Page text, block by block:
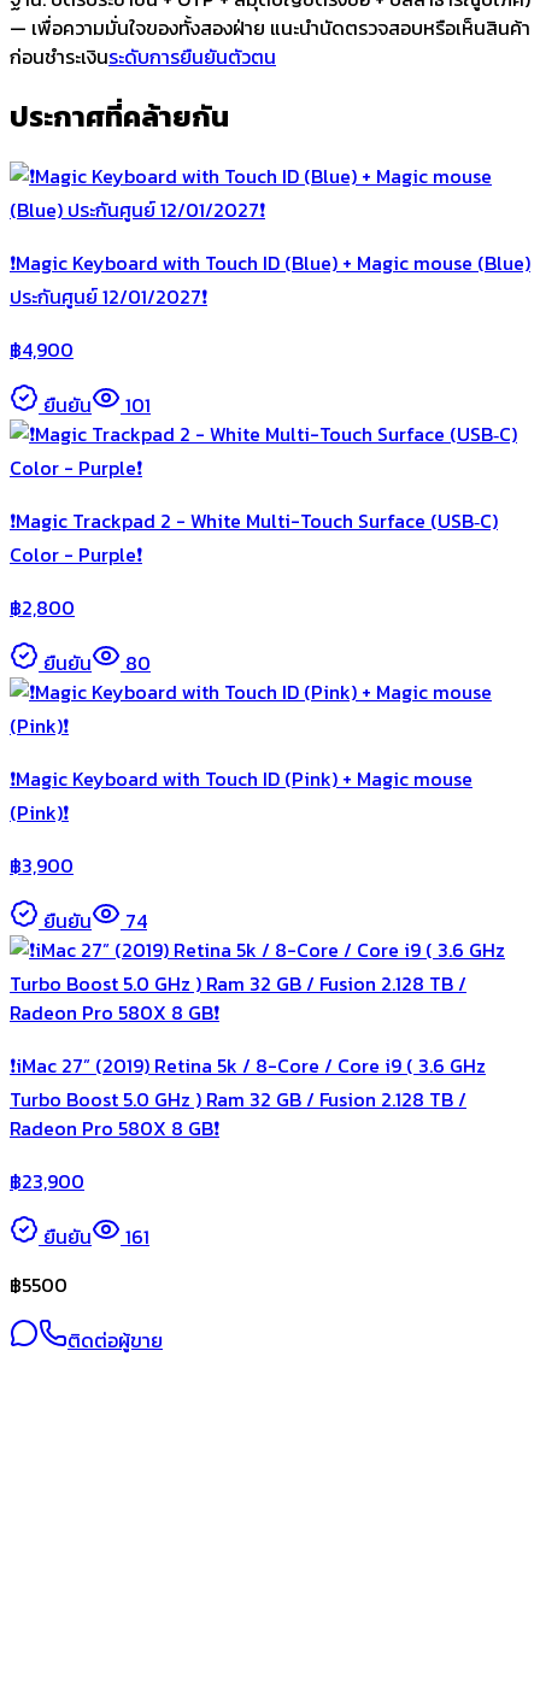
— เพื่อความมั่นใจของทั้งสองฝ่าย แนะนำนัดตรวจสอบหรือเห็นสินค้า
ก่อนชำระเงินระดับการยืนยันตัวตน
ประกาศที่คล้ายกัน
❗️Magic Keyboard with Touch ID (Blue) + Magic mouse (Blue)
ประกันศูนย์ 12/01/2027❗️
฿4,900
ยืนยัน
101
❗️Magic Trackpad 2 - White Multi-Touch Surface (USB‑C)
Color - Purple❗️
฿2,800
ยืนยัน
80
❗️Magic Keyboard with Touch ID (Pink) + Magic mouse
(Pink)❗️
฿3,900
ยืนยัน
74
❗️iMac 27” (2019) Retina 5k / 8-Core / Core i9 ( 3.6 GHz
Turbo Boost 5.0 GHz ) Ram 32 GB / Fusion 2.128 TB /
Radeon Pro 580X 8 GB❗️
฿23,900
ยืนยัน
161
฿5500
ติดต่อผู้ขาย